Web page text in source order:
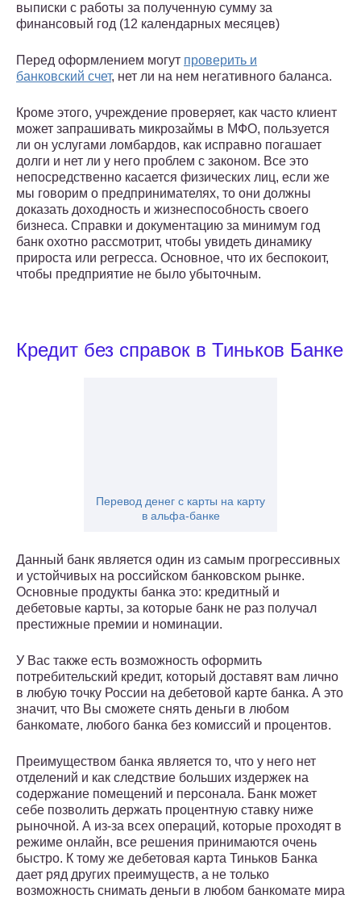
выписки с работы за полученную сумму за
финансовый год (12 календарных месяцев)
Перед оформлением могут проверить и
банковский счет, нет ли на нем негативного баланса.
Кроме этого, учреждение проверяет, как часто клиент
может запрашивать микрозаймы в МФО, пользуется
ли он услугами ломбардов, как исправно погашает
долги и нет ли у него проблем с законом. Все это
непосредственно касается физических лиц, если же
мы говорим о предпринимателях, то они должны
доказать доходность и жизнеспособность своего
бизнеса. Справки и документацию за минимум год
банк охотно рассмотрит, чтобы увидеть динамику
прироста или регресса. Основное, что их беспокоит,
чтобы предприятие не было убыточным.
Кредит без справок в Тиньков Банке
Перевод денег с карты на карту
в альфа-банке
Данный банк является один из самым прогрессивных
и устойчивых на российском банковском рынке.
Основные продукты банка это: кредитный и
дебетовые карты, за которые банк не раз получал
престижные премии и номинации.
У Вас также есть возможность оформить
потребительский кредит, который доставят вам лично
в любую точку России на дебетовой карте банка. А это
значит, что Вы сможете снять деньги в любом
банкомате, любого банка без комиссий и процентов.
Преимуществом банка является то, что у него нет
отделений и как следствие больших издержек на
содержание помещений и персонала. Банк может
себе позволить держать процентную ставку ниже
рыночной. А из-за всех операций, которые проходят в
режиме онлайн, все решения принимаются очень
быстро. К тому же дебетовая карта Тиньков Банка
дает ряд других преимуществ, а не только
возможность снимать деньги в любом банкомате мира